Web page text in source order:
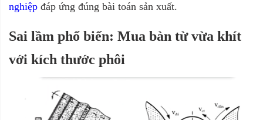
nghiệp đáp ứng đúng bài toán sản xuất.
Sai lầm phổ biến: Mua bàn từ vừa khít
với kích thước phôi